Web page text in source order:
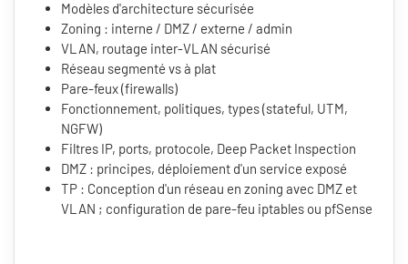
Modèles d'architecture sécurisée
Zoning : interne / DMZ / externe / admin
VLAN, routage inter-VLAN sécurisé
Réseau segmenté vs à plat
Pare-feux (firewalls)
Fonctionnement, politiques, types (stateful, UTM,
NGFW)
Filtres IP, ports, protocole, Deep Packet Inspection
DMZ : principes, déploiement d'un service exposé
TP : Conception d'un réseau en zoning avec DMZ et
VLAN ; configuration de pare-feu iptables ou pfSense